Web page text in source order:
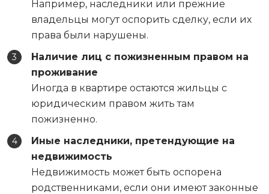
Например, наследники или прежние
владельцы могут оспорить сделку, если их
права были нарушены.
Наличие лиц с пожизненным правом на
проживание
Иногда в квартире остаются жильцы с
юридическим правом жить там
пожизненно.
Иные наследники, претендующие на
недвижимость
Недвижимость может быть оспорена
родственниками, если они имеют законные